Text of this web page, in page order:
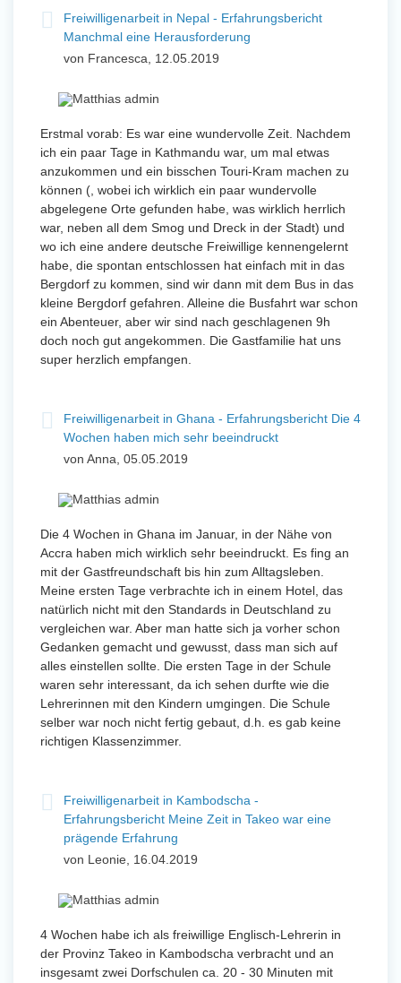
Freiwilligenarbeit in Nepal - Erfahrungsbericht
Manchmal eine Herausforderung
von Francesca, 12.05.2019
Erstmal vorab: Es war eine wundervolle Zeit. Nachdem
ich ein paar Tage in Kathmandu war, um mal etwas
anzukommen und ein bisschen Touri-Kram machen zu
können (, wobei ich wirklich ein paar wundervolle
abgelegene Orte gefunden habe, was wirklich herrlich
war, neben all dem Smog und Dreck in der Stadt) und
wo ich eine andere deutsche Freiwillige kennengelernt
habe, die spontan entschlossen hat einfach mit in das
Bergdorf zu kommen, sind wir dann mit dem Bus in das
kleine Bergdorf gefahren. Alleine die Busfahrt war schon
ein Abenteuer, aber wir sind nach geschlagenen 9h
doch noch gut angekommen. Die Gastfamilie hat uns
super herzlich empfangen.
Freiwilligenarbeit in Ghana - Erfahrungsbericht Die 4
Wochen haben mich sehr beeindruckt
von Anna, 05.05.2019
Die 4 Wochen in Ghana im Januar, in der Nähe von
Accra haben mich wirklich sehr beeindruckt. Es fing an
mit der Gastfreundschaft bis hin zum Alltagsleben.
Meine ersten Tage verbrachte ich in einem Hotel, das
natürlich nicht mit den Standards in Deutschland zu
vergleichen war. Aber man hatte sich ja vorher schon
Gedanken gemacht und gewusst, dass man sich auf
alles einstellen sollte. Die ersten Tage in der Schule
waren sehr interessant, da ich sehen durfte wie die
Lehrerinnen mit den Kindern umgingen. Die Schule
selber war noch nicht fertig gebaut, d.h. es gab keine
richtigen Klassenzimmer.
Freiwilligenarbeit in Kambodscha -
Erfahrungsbericht Meine Zeit in Takeo war eine
prägende Erfahrung
von Leonie, 16.04.2019
4 Wochen habe ich als freiwillige Englisch-Lehrerin in
der Provinz Takeo in Kambodscha verbracht und an
insgesamt zwei Dorfschulen ca. 20 - 30 Minuten mit